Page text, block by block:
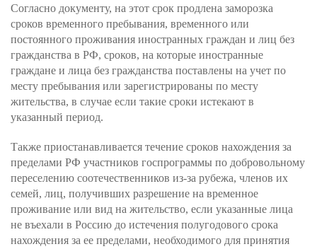
Согласно документу, на этот срок продлена заморозка
сроков временного пребывания, временного или
постоянного проживания иностранных граждан и лиц без
гражданства в РФ, сроков, на которые иностранные
граждане и лица без гражданства поставлены на учет по
месту пребывания или зарегистрированы по месту
жительства, в случае если такие сроки истекают в
указанный период.
Также приостанавливается течение сроков нахождения за
пределами РФ участников госпрограммы по добровольному
переселению соотечественников из-за рубежа, членов их
семей, лиц, получивших разрешение на временное
проживание или вид на жительство, если указанные лица
не въехали в Россию до истечения полугодового срока
нахождения за ее пределами, необходимого для принятия